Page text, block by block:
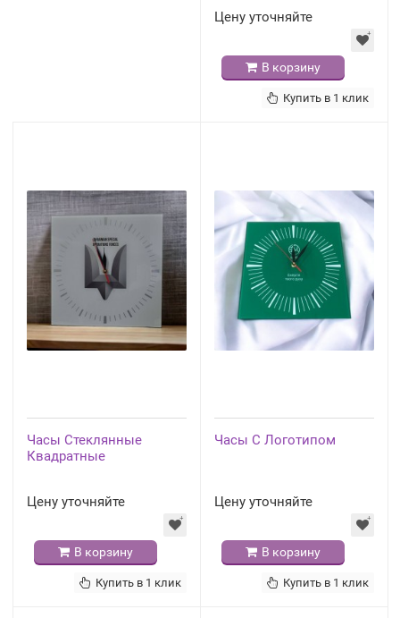
Цену уточняйте
В корзину
Купить в 1 клик
Часы Стеклянные
Квадратные
Цену уточняйте
В корзину
Купить в 1 клик
Часы С Логотипом
Цену уточняйте
В корзину
Купить в 1 клик